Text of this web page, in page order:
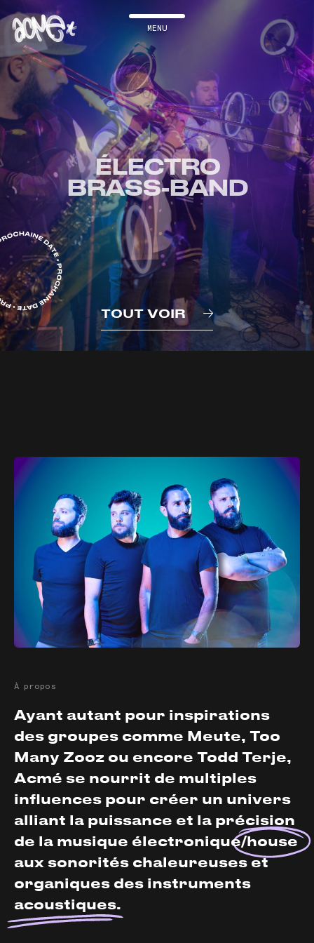
Accueil
Musique
Dates
Présentation
Photos
Contact & infos
ÉLECTRO
BRASS-BAND
TOUT VOIR
À propos
Ayant autant pour inspirations
des groupes comme Meute, Too
Many Zooz ou encore Todd Terje,
Acmé se nourrit de multiples
influences pour créer un univers
alliant la puissance et la précision
de la musique électronique/house
aux sonorités chaleureuses et
organiques des instruments
acoustiques.